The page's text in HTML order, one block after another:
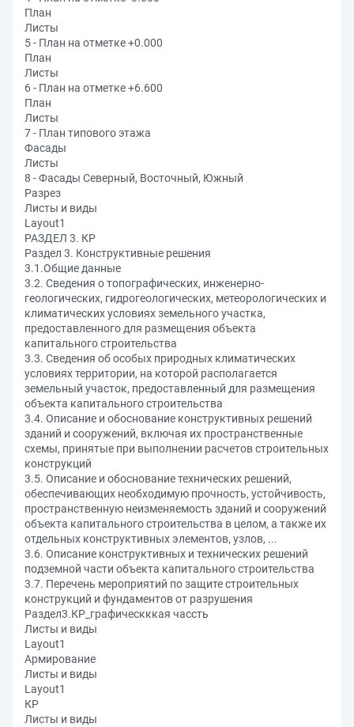
План
Листы
5 - План на отметке +0.000
План
Листы
6 - План на отметке +6.600
План
Листы
7 - План типового этажа
Фасады
Листы
8 - Фасады Северный, Восточный, Южный
Разрез
Листы и виды
Layout1
РАЗДЕЛ 3. КР
Раздел 3. Конструктивные решения
3.1.Общие данные
3.2. Сведения о топографических, инженерно-
геологических, гидрогеологических, метеорологических и
климатических условиях земельного участка,
предоставленного для размещения объекта
капитального строительства
3.3. Сведения об особых природных климатических
условиях территории, на которой располагается
земельный участок, предоставленный для размещения
объекта капитального строительства
3.4. Описание и обоснование конструктивных решений
зданий и сооружений, включая их пространственные
схемы, принятые при выполнении расчетов строительных
конструкций
3.5. Описание и обоснование технических решений,
обеспечивающих необходимую прочность, устойчивость,
пространственную неизменяемость зданий и сооружений
объекта капитального строительства в целом, а также их
отдельных конструктивных элементов, узлов, ...
3.6. Описание конструктивных и технических решений
подземной части объекта капитального строительства
3.7. Перечень мероприятий по защите строительных
конструкций и фундаментов от разрушения
Раздел3.КР_графическккая чассть
Листы и виды
Layout1
Армирование
Листы и виды
Layout1
КР
Листы и виды